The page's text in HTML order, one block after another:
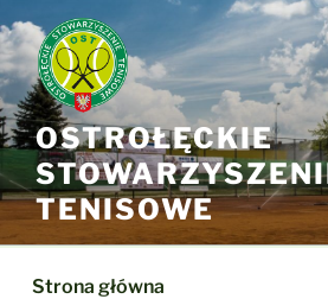
do
treści
OSTROŁĘCKIE
TENISOWE
Strona główna